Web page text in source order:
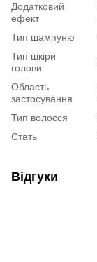
Додатковий
ефект
Тип шампуню
Тип шкіри
голови
Область
застосування
Тип волосся
Стать
Відгуки